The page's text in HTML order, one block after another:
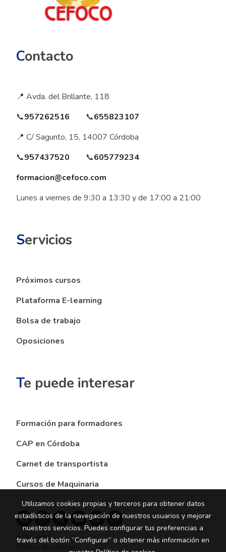
Contacto
📍 Avda. del Brillante, 118
📞957262516 📞655823107
📍 C/ Sagunto, 15, 14007 Córdoba
📞957437520 📞605779234
formacion@cefoco.com
Lunes a viernes de 9:30 a 13:30 y de 17:00 a 21:00
Servicios
Próximos cursos
Plataforma E-learning
Bolsa de trabajo
Oposiciones
Te puede interesar
Formación para formadores
CAP en Córdoba
Carnet de transportista
Cursos de Maquinaria
Aviso legal
Utilizamos cookies propias y terceros para obtener datos
estadísticos de la navegación de nuestros usuarios y mejorar
nuestros servicios. Puedes configurar tus preferencias a
través del botón “Configurar” o obtener más información en